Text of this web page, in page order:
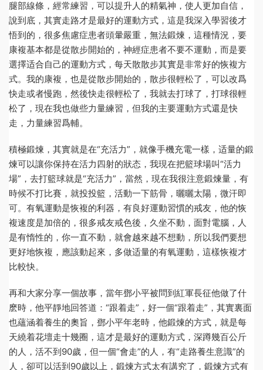
腿部線條，經常練習，可以提升人的精氣神，使人更加自信，
說到底，其實走路才是最好的運動方式，這是我深入學習後才
悟到的，很多焦慮症患者頭暈嚴重，無法鍛煉，這種情況，要
康複基本都是從散步開始的，神經症患者不要不運動，而是要
選擇适合自己的運動方式，每天散散步其實是非常好的恢複方
式。我的康複，也是從散步開始的，散步很輕松了，可以改爲
快走或者慢跑，然後快走很輕松了，我就去打球了，打球很輕
松了，現在我也做些力量練習，但我的主要運動方式還是快
走，力量練習爲輔。
積極鍛煉，其實就是在“充活力”，就像手機充電一樣，适量的鍛
煉可以讓你保持在活力四射的狀态，我現在把籃球場叫“活力
場”，去打籃球就是“充活力”，當然，現在我很注意鍛煉量，有
時候不打比賽，就投投籃，活動一下筋骨，曬曬太陽，微汗即
可。有氧運動是恢複的利器，有良好運動習慣的戒友，他的恢
複速度是加倍的，很多戒友戒色後，久坐不動，面對電腦，人
是有惰性的，你一直不動，就會越來越不想動，所以我們要想
更好地恢複，應該動起來，多做适量的有氧運動，這樣恢複才
比較快。
再和大家分享一個故事，當年鄧小平被問到紅軍長征他做了什
麽時，他平靜地回答道：“跟着走”，好一個“跟着走”，其實裏面
也蘊涵着養生的奧旨，鄧小平年老時，他鍛煉的方式，就是每
天繞着花壇走十幾圈，這才是最好的運動方式，深蹲幾百公斤
的人，活不到90歲，但一個“會走”的人，有“走路養生意識”的
人，卻可以活到90歲以上，鍛煉方式太有講究了，鍛煉方式有